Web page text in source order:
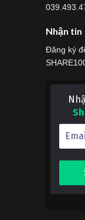
Nhận tin
Đăng ký